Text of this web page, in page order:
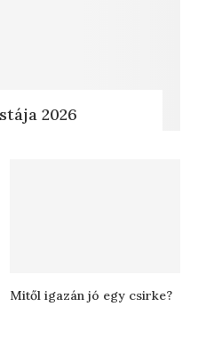
2026
Mitől igazán jó egy csirke?